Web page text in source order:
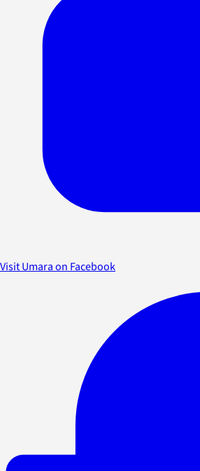
Visit Umara on Facebook